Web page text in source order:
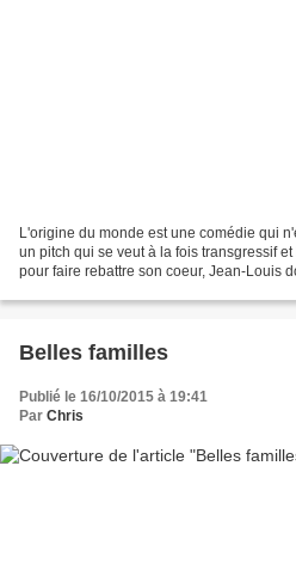
L'origine du monde est une comédie qui
un pitch qui se veut à la fois transgressif
pour faire rebattre son coeur, Jean-Louis
Belles familles
Publié le 16/10/2015 à 19:41
Par Chris